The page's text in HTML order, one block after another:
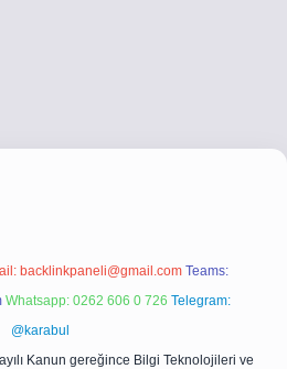
yeni giriş
backlinkpaneli@gmail.com Teams:
Whatsapp: 0262 606 0 726 Telegram:
@karabul
Kanun gereğince Bilgi Teknolojileri ve